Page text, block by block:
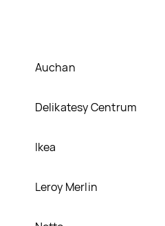
Auchan
Delikatesy Centrum
Ikea
Leroy Merlin